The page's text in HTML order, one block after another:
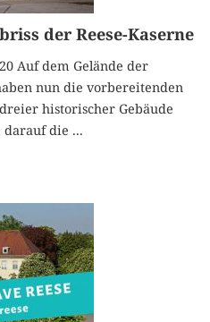
der Reese-Kaserne
Auf dem Gelände der
nun die vorbereitenden
historischer Gebäude
die ...